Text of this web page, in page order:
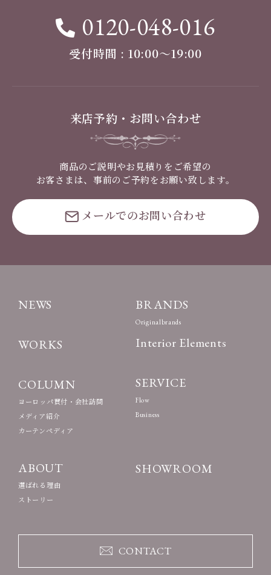
0120-048-016
受付時間 : 10:00〜19:00
来店予約・お問い合わせ
商品のご説明やお見積りをご希望の
お客さまは、事前のご予約をお願い致します。
メールでのお問い合わせ
NEWS
WORKS
COLUMN
ヨーロッパ買付・会社訪問
メディア紹介
カーテンペディア
ABOUT
選ばれる理由
ストーリー
BRANDS
Originalbrands
Interior Elements
SERVICE
Flow
Business
SHOWROOM
CONTACT